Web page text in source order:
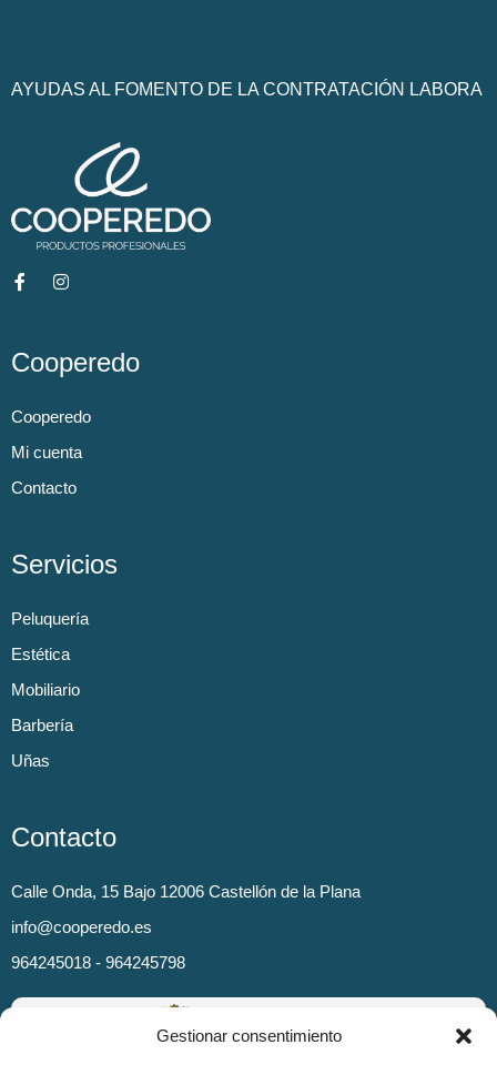
Gestionar consentimiento
AYUDAS AL FOMENTO DE LA CONTRATACIÓN LABORA
Cooperedo
Cooperedo
Mi cuenta
Contacto
Servicios
Peluquería
Estética
Mobiliario
Barbería
Uñas
Contacto
Calle Onda, 15 Bajo 12006 Castellón de la Plana
info@cooperedo.es
964245018 - 964245798